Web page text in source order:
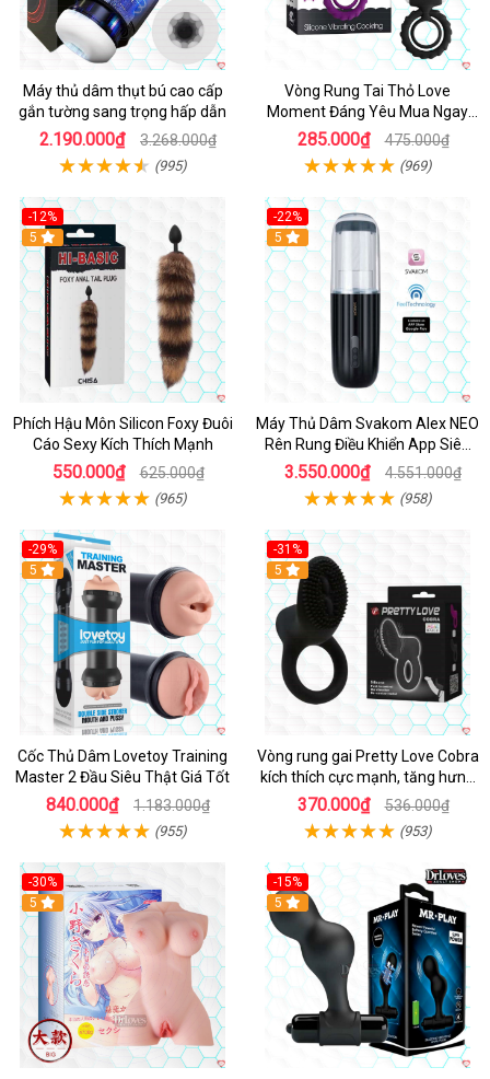
Máy thủ dâm thụt bú cao cấp
gắn tường sang trọng hấp dẫn
2.190.000₫ 3.268.000₫
(995)
Vòng Rung Tai Thỏ Love
Moment Đáng Yêu Mua Ngay
Giá Tốt
285.000₫ 475.000₫
(969)
-12%
Hot
5
Phích Hậu Môn Silicon Foxy Đuôi
Cáo Sexy Kích Thích Mạnh
550.000₫ 625.000₫
(965)
-22%
5
Máy Thủ Dâm Svakom Alex NEO
Rên Rung Điều Khiển App Siêu
Phê
3.550.000₫ 4.551.000₫
(958)
-29%
Hot
5
Cốc Thủ Dâm Lovetoy Training
Master 2 Đầu Siêu Thật Giá Tốt
840.000₫ 1.183.000₫
(955)
-31%
5
Vòng rung gai Pretty Love Cobra
kích thích cực mạnh, tăng hưng
phấn
370.000₫ 536.000₫
(953)
-30%
Hot
5
-15%
Hot
5